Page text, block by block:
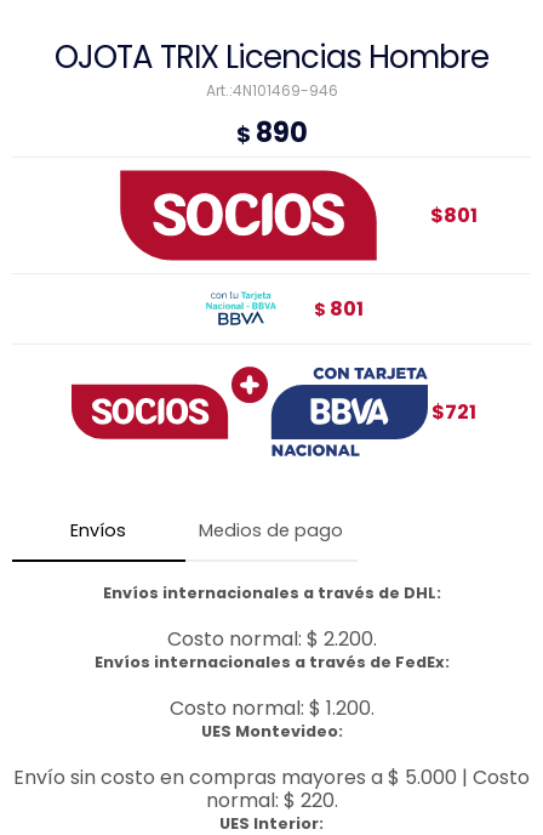
OJOTA TRIX Licencias Hombre
4N101469-946
$ 890
$721
$801
$ 801
Envíos Medios de pago
Envíos internacionales a través de DHL:
Costo normal: $ 2.200.
Envíos internacionales a través de FedEx:
Costo normal: $ 1.200.
UES Montevideo:
Envío sin costo en compras mayores a $ 5.000 | Costo
normal: $ 220.
UES Interior: